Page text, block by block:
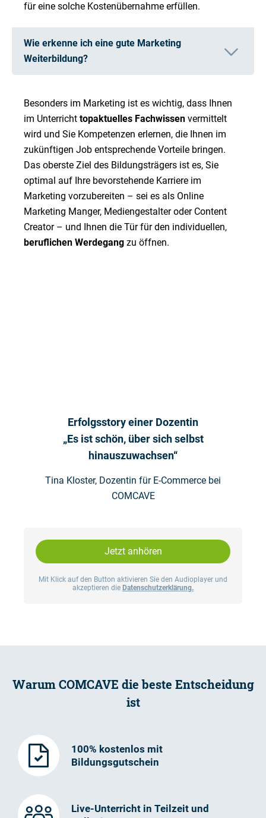
für eine solche Kostenübernahme erfüllen.
Wie erkenne ich eine gute Marketing
Weiterbildung?
Besonders im Marketing ist es wichtig, dass Ihnen
im Unterricht topaktuelles Fachwissen vermittelt
wird und Sie Kompetenzen erlernen, die Ihnen im
zukünftigen Job entsprechende Vorteile bringen.
Das oberste Ziel des Bildungsträgers ist es, Sie
optimal auf Ihre bevorstehende Karriere im
Marketing vorzubereiten – sei es als Online
Marketing Manger, Mediengestalter oder Content
Creator – und Ihnen die Tür für den individuellen,
beruflichen Werdegang zu öffnen.
Erfolgsstory einer Dozentin
„Es ist schön, über sich selbst
hinauszuwachsen“
Tina Kloster, Dozentin für E-Commerce bei
COMCAVE
Jetzt anhören
Mit Klick auf den Button aktivieren Sie den Audioplayer und
akzeptieren die Datenschutzerklärung.
Warum COMCAVE die beste Entscheidung
ist
100% kostenlos mit
Bildungsgutschein
Live-Unterricht in Teilzeit und